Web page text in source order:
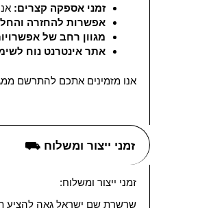
זמני אספקה קצרים:
אפשרות להחזרה
מגוון רחב של
אתר אינטרנט נוח
אנו מזמינים אתכם להתרשם
זמני ייצור ומשלוח ⛟
זמני ייצור ומשלוח:
שרשרת שם ישראל גאה להציע